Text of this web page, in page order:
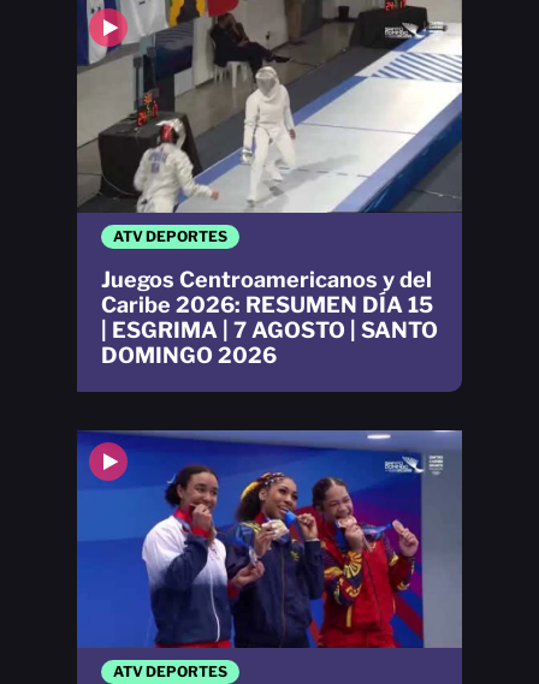
ATV DEPORTES
Juegos Centroamericanos y del
Caribe 2026: RESUMEN DÍA 15
| ESGRIMA | 7 AGOSTO | SANTO
DOMINGO 2026
ATV DEPORTES